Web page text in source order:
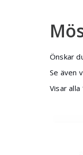
Önskar
Se även
Visar